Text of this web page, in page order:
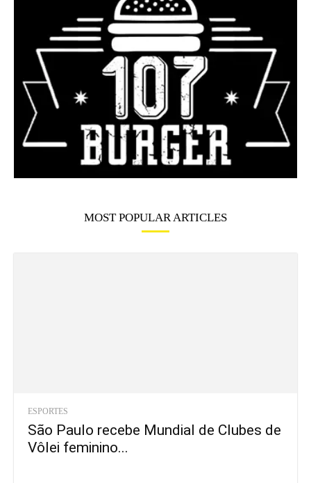
MOST POPULAR ARTICLES
ESPORTES
São Paulo recebe Mundial de Clubes de
Vôlei feminino...